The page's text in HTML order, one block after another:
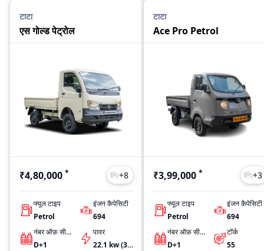
टाटा
एस गोल्ड पेट्रोल
₹4,80,000 * +8
फ्यूल टाइप
Petrol
इंजन कैपेसिटी
694
नंबर ऑफ़ सीट्स
D+1
पावर
22.1 kw (30 Ps) @ 4000 RPM
टाटा
Ace Pro Petrol
₹3,99,000 * +3
फ्यूल टाइप
Petrol
इंजन कैपेसिटी
694
नंबर ऑफ़ सीट्स
D+1
टॉर्क
55